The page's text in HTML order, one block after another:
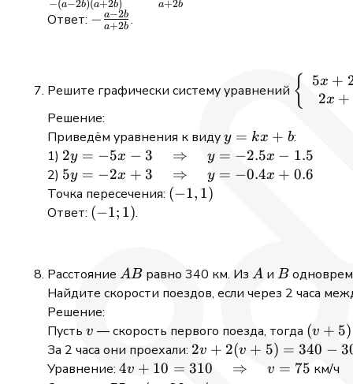
\frac{1}{81}
-
2b)} =
- 2b}{a
+ 2b}
−(a−2b)(a+2b) a+2b
Ответ: -
2b}
− a+2b
a−2b .
Решите графически систему уравнений
\left\
2x + 5y
{ 5x +
2x +
Решение:
Приведём уравнения к видуy
=
kx
y = kx + b:
1) 2y = -5x - 3
\quad
\Rightarrow
\quad y =
2y = −5x − 3 ⇒ y = −2.5x − 1.5
2) 5y = -2x +
3 \quad
\Rightarrow
5y = −2x + 3 ⇒ y = −0.4x + 0.6
Точка пересечения: (-1,
(−1, 1)
Ответ: (-1;
(−1; 1).
Расстояние AB
ABравно 340 км. Из A
AиB
B
Найдите скорости поездов, если через 2 часа
Решение:
Пусть v
v — скорость первого поезда, тогда (v
+
5)
(v + 5)
За 2 часа они проехали: 2v
+
2v + 2(v + 5) = 340 −
Уравнение:4v + 10 =
4v + 10 = 310 ⇒ v = 75 км/ч